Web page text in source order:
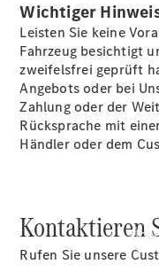
Wichtiger
Leisten Sie keine
Fahrzeug besichtigt
zweifelsfrei geprüft
Angebots oder bei
Zahlung oder der
Rücksprache mit
Händler oder dem
Kontaktieren
Rufen Sie unsere